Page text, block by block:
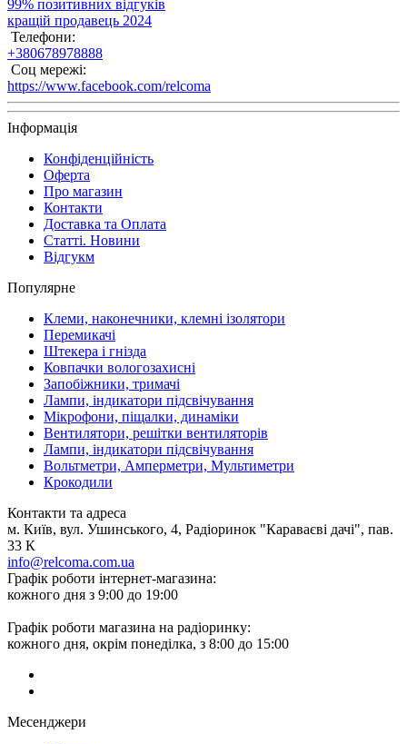
99% позитивних відгуків
кращій продавець 2024
Телефони:
+380678978888
Соц мережі:
https://www.facebook.com/relcoma
Інформація
Конфіденційність
Оферта
Про магазин
Контакти
Доставка та Оплата
Статті. Новини
Відгукм
Популярне
Клеми, наконечники, клемні ізолятори
Перемикачі
Штекера і гнізда
Ковпачки вологозахисні
Запобіжники, тримачі
Лампи, індикатори підсвічування
Мікрофони, піщалки, динаміки
Вентилятори, решітки вентиляторів
Лампи, індикатори підсвічування
Вольтметри, Амперметри, Мультиметри
Крокодили
Контакти та адреса
м. Київ, вул. Ушинського, 4, Радіоринок "Караваєві дачі", пав.
33 К
info@relcoma.com.ua
Графік роботи інтернет-магазина:
кожного дня з 9:00 до 19:00
Графік роботи магазина на радіоринку:
кожного дня, окрім понеділка, з 8:00 до 15:00
Месенджери